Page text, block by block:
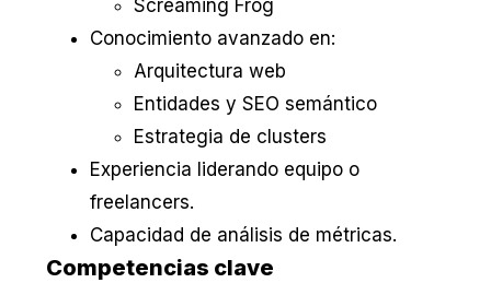
Screaming Frog
Conocimiento avanzado en:
Arquitectura web
Entidades y SEO semántico
Estrategia de clusters
Experiencia liderando equipo o
freelancers.
Capacidad de análisis de métricas.
Competencias clave